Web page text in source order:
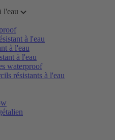
l'eau
à l'eau
à l'eau
à l'eau
waterproof
résistants à l'eau